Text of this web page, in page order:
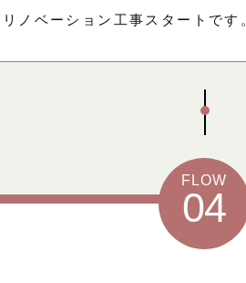
ノベーション工事スタートです
FLOW
04